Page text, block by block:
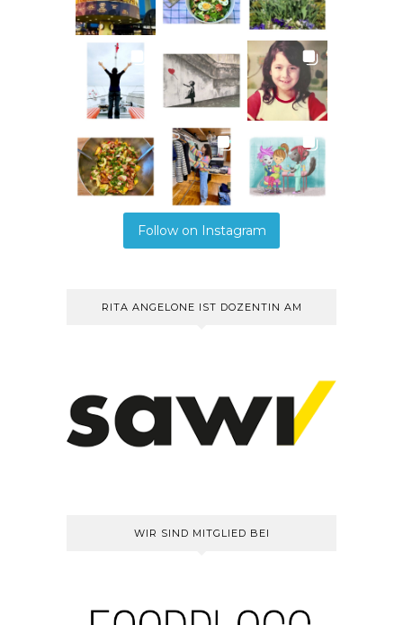
Follow on Instagram
RITA ANGELONE IST DOZENTIN AM
WIR SIND MITGLIED BEI